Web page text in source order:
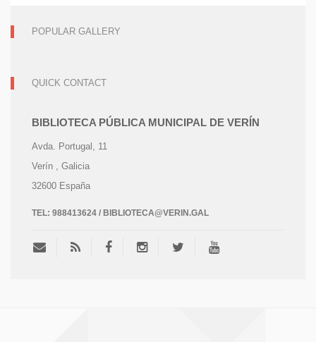
POPULAR GALLERY
QUICK CONTACT
BIBLIOTECA PÚBLICA MUNICIPAL DE VERÍN
Avda. Portugal, 11
Verín , Galicia
32600 España
TEL: 988413624 / BIBLIOTECA@VERIN.GAL